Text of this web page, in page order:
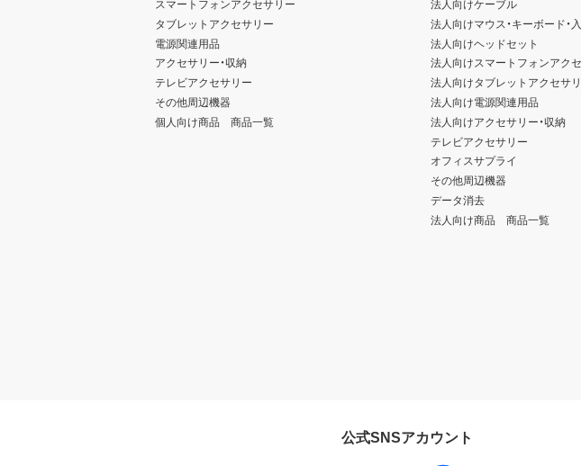
スマートフォンアクセサリー
タブレットアクセサリー
電源関連用品
アクセサリー・収納
テレビアクセサリー
その他周辺機器
個人向け商品 商品一覧
法人向けケーブル
法人向けマウス・キーボード・
法人向けヘッドセット
法人向けスマートフォンアク
法人向けタブレットアクセサ
法人向け電源関連用品
法人向けアクセサリー・収納
テレビアクセサリー
オフィスサプライ
その他周辺機器
データ消去
法人向け商品 商品一覧
公式SNSアカウント